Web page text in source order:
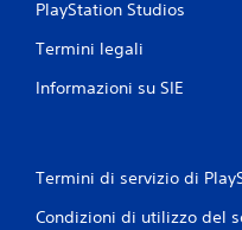
PlayStation Studios
Termini legali
Informazioni su SIE
Termini di servizio di
Condizioni di utilizzo del